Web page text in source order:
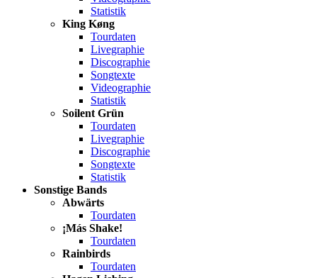
Statistik
King Køng
Tourdaten
Livegraphie
Discographie
Songtexte
Videographie
Statistik
Soilent Grün
Tourdaten
Livegraphie
Discographie
Songtexte
Statistik
Sonstige Bands
Abwärts
Tourdaten
¡Más Shake!
Tourdaten
Rainbirds
Tourdaten